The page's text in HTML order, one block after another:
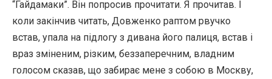
“Гайдамаки”. Він попросив прочитати. Я прочитав. І
коли закінчив читать, Довженко раптом рвучко
встав, упала на підлогу з дивана його палиця, встав і
враз зміненим, різким, беззаперечним, владним
голосом сказав, що забирає мене з собою в Москву,